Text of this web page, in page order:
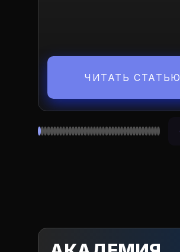
ЧИТАТЬ СТАТЬЮ